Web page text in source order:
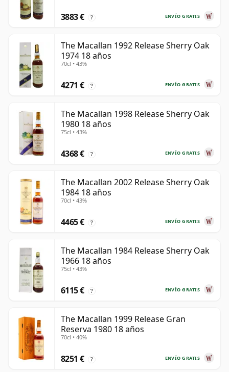
ENVÍO GRATIS
3883 € ?
The Macallan 1992 Release Sherry Oak
1974 18 años
70cl • 43%
ENVÍO GRATIS
4271 € ?
The Macallan 1998 Release Sherry Oak
1980 18 años
75cl • 43%
ENVÍO GRATIS
4368 € ?
The Macallan 2002 Release Sherry Oak
1984 18 años
70cl • 43%
ENVÍO GRATIS
4465 € ?
The Macallan 1984 Release Sherry Oak
1966 18 años
75cl • 43%
ENVÍO GRATIS
6115 € ?
The Macallan 1999 Release Gran
Reserva 1980 18 años
70cl • 40%
ENVÍO GRATIS
8251 € ?